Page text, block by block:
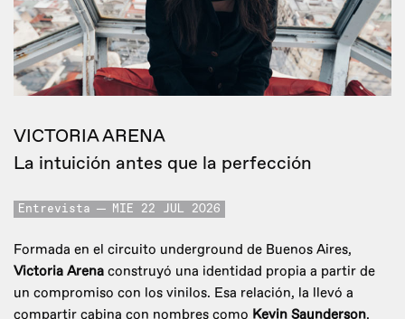
VICTORIA ARENA
La intuición antes que la perfección
Entrevista MIE 22 JUL 2026
Formada en el circuito underground de Buenos Aires,
Victoria Arena construyó una identidad propia a partir de
un compromiso con los vinilos. Esa relación, la llevó a
compartir cabina con nombres como Kevin Saunderson,